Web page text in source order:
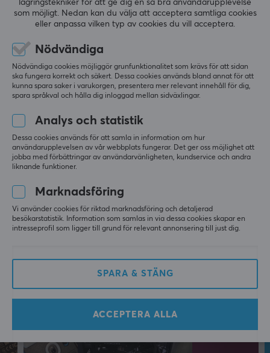
0.0
4
0%
3
0%
2
0%
LÄMNA RECENSION
Mer från vårt Community
lagringstekniker för att ge dig en så bra användarupplevelse
som möjligt. Nedan kan du välja att acceptera samtliga cookies
eller anpassa vilken typ av cookies du vill acceptera.
Nödvändiga
Nödvändiga cookies möjliggör grunfunktionalitet som krävs för att sidan
ska fungera korrekt och säkert. Dessa cookies används bland annat för att
kunna spara saker i varukorgen, presentera mer relevant innehåll för dig,
spara språkval och hålla dig inloggad mellan sidväxlingar.
Analys och statistik
Dessa cookies används för att samla in information om hur
användarupplevelsen av vår webbplats fungerar. Det ger oss möjlighet att
jobba med förbättringar av användarvänligheten, kundservice och andra
liknande funktioner.
Marknadsföring
Vi använder cookies för riktad marknadsföring och detaljerad
besökarstatistik. Information som samlas in via dessa cookies skapar en
intresseprofil som ligger till grund för relevant annonsering till just dig.
SPARA & STÄNG
ACCEPTERA ALLA